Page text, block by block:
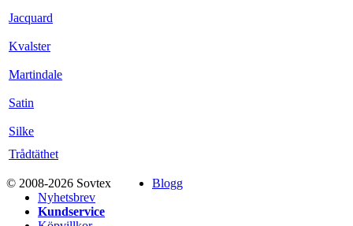
Jacquard
Kvalster
Martindale
Satin
Silke
Trådtäthet
© 2008-2026 Sovtex
Blogg
Nyhetsbrev
Kundservice